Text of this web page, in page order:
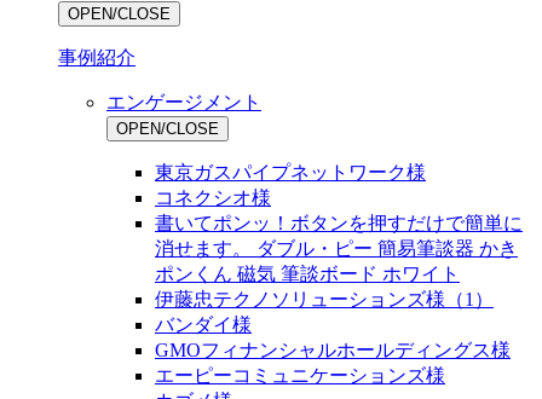
OPEN/CLOSE
事例紹介
エンゲージメント
OPEN/CLOSE
東京ガスパイプネットワーク様
コネクシオ様
書いてポンッ！ボタンを押すだけで簡単に
消せます。 ダブル・ピー 簡易筆談器 かき
ポンくん 磁気 筆談ボード ホワイト
伊藤忠テクノソリューションズ様（1）
バンダイ様
GMOフィナンシャルホールディングス様
エーピーコミュニケーションズ様